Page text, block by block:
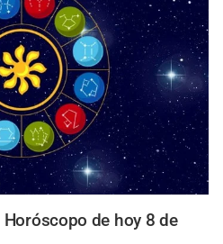
Horóscopo de hoy 8 de